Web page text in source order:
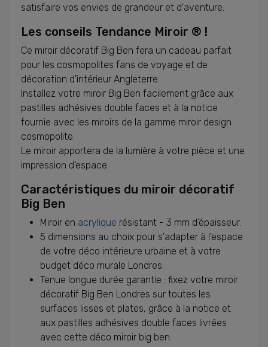
satisfaire vos envies de grandeur et d'aventure.
Les conseils Tendance Miroir ® !
Ce miroir décoratif Big Ben fera un cadeau parfait
pour les cosmopolites fans de voyage et de
décoration d'intérieur Angleterre.
Installez votre miroir Big Ben facilement grâce aux
pastilles adhésives double faces et à la notice
fournie avec les miroirs de la gamme miroir design
cosmopolite.
Le miroir apportera de la lumière à votre pièce et une
impression d'espace.
Caractéristiques du miroir décoratif
Big Ben
Miroir en acrylique résistant - 3 mm d'épaisseur.
5 dimensions au choix pour s'adapter à l'espace
de votre déco intérieure urbaine et à votre
budget déco murale Londres.
Tenue longue durée garantie : fixez votre miroir
décoratif Big Ben Londres sur toutes les
surfaces lisses et plates, grâce à la notice et
aux pastilles adhésives double faces livrées
avec cette déco miroir big ben.